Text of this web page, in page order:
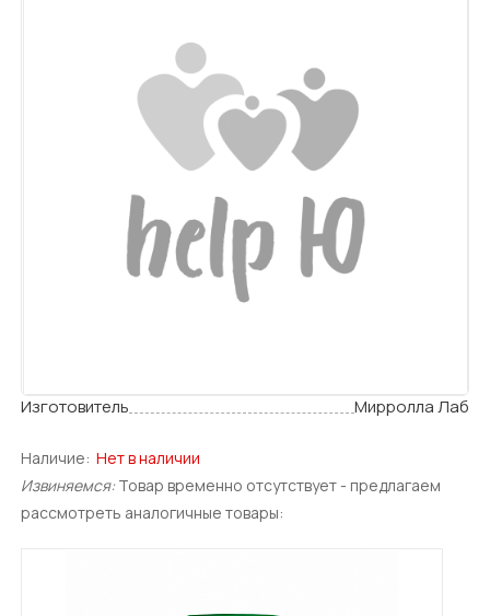
Изготовитель Мирролла Лаб
Наличие: Нет в наличии
Извиняемся: Товар временно отсутствует - предлагаем
рассмотреть аналогичные товары: